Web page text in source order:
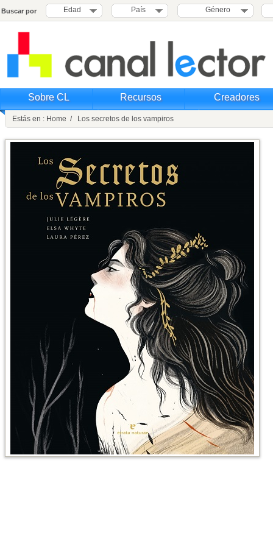
Buscar por Edad País Género
Sobre CL Recursos Creadores
Estás en : Home / Los secretos de los vampiros